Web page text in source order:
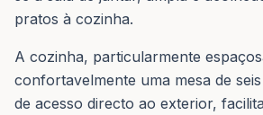
pratos à cozinha.
A cozinha, particularmente
confortavelmente uma mesa de
de acesso directo ao exterior,